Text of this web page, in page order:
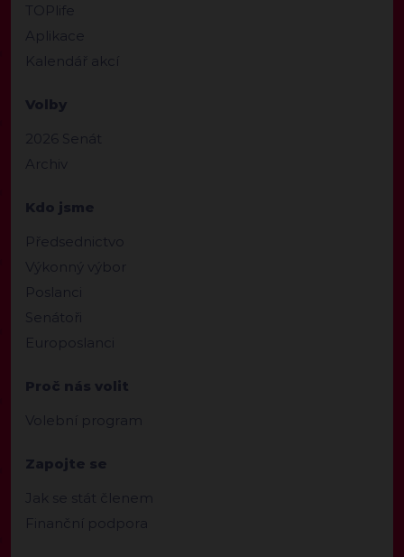
TOPlife
Aplikace
Kalendář akcí
Volby
2026 Senát
Archiv
Kdo jsme
Předsednictvo
Výkonný výbor
Poslanci
Senátoři
Europoslanci
Proč nás volit
Volební program
Zapojte se
Jak se stát členem
Finanční podpora